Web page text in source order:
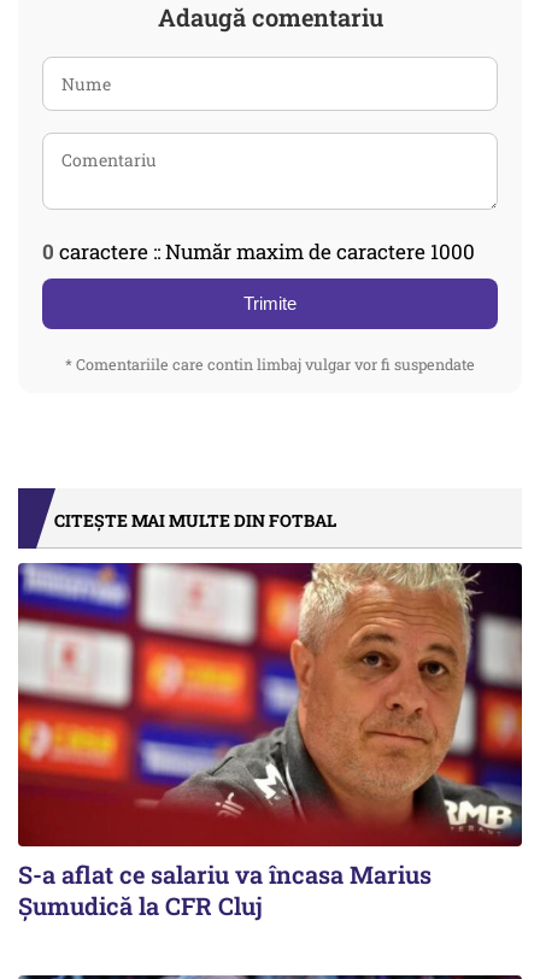
Adaugă comentariu
0 caractere :: Număr maxim de caractere 1000
Trimite
* Comentariile care contin limbaj vulgar vor fi suspendate
CITEȘTE MAI MULTE DIN FOTBAL
S-a aflat ce salariu va încasa Marius
Șumudică la CFR Cluj